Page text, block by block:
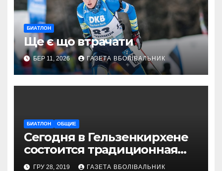
БИАТЛОН
Ще є що втрачати
БЕР 11, 2026 ГАЗЕТА ВБОЛІВАЛЬНИК
БИАТЛОН ОБЩИЕ
Сегодня в Гельзенкирхене
состоится традиционная
Рождественская гонка
ГРУ 28, 2019 ГАЗЕТА ВБОЛІВАЛЬНИК